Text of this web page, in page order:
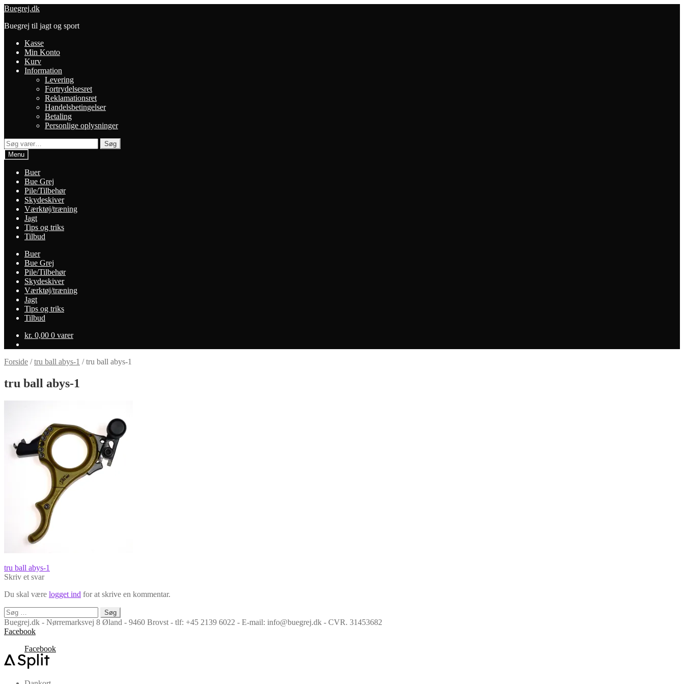
Spring
navigation
Spring
indhold
Buegrej.dk
Buegrej til jagt og sport
Kasse
Min Konto
Kurv
Information
Levering
Fortrydelsesret
Reklamationsret
Handelsbetingelser
Betaling
Personlige oplysninger
Søg
efter:
Søg
Menu
Buer
Bue Grej
Pile/Tilbehør
Skydeskiver
Værktøj/træning
Jagt
Tips og triks
Tilbud
Buer
Bue Grej
Pile/Tilbehør
Skydeskiver
Værktøj/træning
Jagt
Tips og triks
Tilbud
kr. 0,00 0 varer
Forside /tru ball abys-1 /tru ball abys-1
tru ball abys-1
Indlægsnavigation
Forrige
indlæg:
tru ball abys-1
Skriv et svar
Du skal være logget ind for at skrive en kommentar.
Søg
efter:
Buegrej.dk - Nørremarksvej 8 Øland - 9460 Brovst - tlf: +45 2139 6022 - E-mail: info@buegrej.dk - CVR. 31453682
Facebook
Facebook